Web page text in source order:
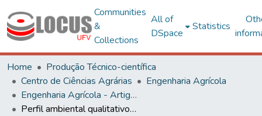
Communities
&
Collections
All of
DSpace
Statistics
Home
Produção Técnico-científica
Centro de Ciências Agrárias
Engenharia Agrícola
Engenharia Agrícola - Artigos
Perfil ambiental qualitativo da extração de areia em cursos d'água